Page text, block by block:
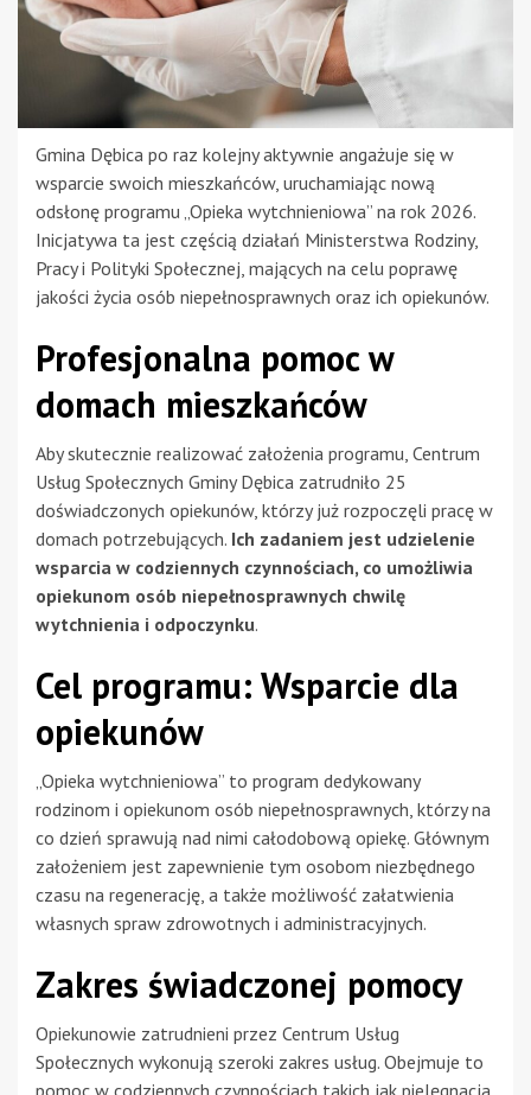
Gmina Dębica po raz kolejny aktywnie angażuje się w
wsparcie swoich mieszkańców, uruchamiając nową
odsłonę programu „Opieka wytchnieniowa” na rok 2026.
Inicjatywa ta jest częścią działań Ministerstwa Rodziny,
Pracy i Polityki Społecznej, mających na celu poprawę
jakości życia osób niepełnosprawnych oraz ich opiekunów.
Profesjonalna pomoc w
domach mieszkańców
Aby skutecznie realizować założenia programu, Centrum
Usług Społecznych Gminy Dębica zatrudniło 25
doświadczonych opiekunów, którzy już rozpoczęli pracę w
domach potrzebujących. Ich zadaniem jest udzielenie
wsparcia w codziennych czynnościach, co umożliwia
opiekunom osób niepełnosprawnych chwilę
wytchnienia i odpoczynku.
Cel programu: Wsparcie dla
opiekunów
„Opieka wytchnieniowa” to program dedykowany
rodzinom i opiekunom osób niepełnosprawnych, którzy na
co dzień sprawują nad nimi całodobową opiekę. Głównym
założeniem jest zapewnienie tym osobom niezbędnego
czasu na regenerację, a także możliwość załatwienia
własnych spraw zdrowotnych i administracyjnych.
Zakres świadczonej pomocy
Opiekunowie zatrudnieni przez Centrum Usług
Społecznych wykonują szeroki zakres usług. Obejmuje to